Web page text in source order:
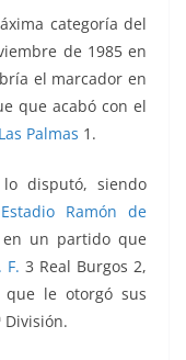
categoría del
de 1985 en
el marcador en
que acabó con el
Palmas 1.
disputó, siendo
Estadio Ramón de
un partido que
F. 3 Real Burgos 2,
que le otorgó sus
División.